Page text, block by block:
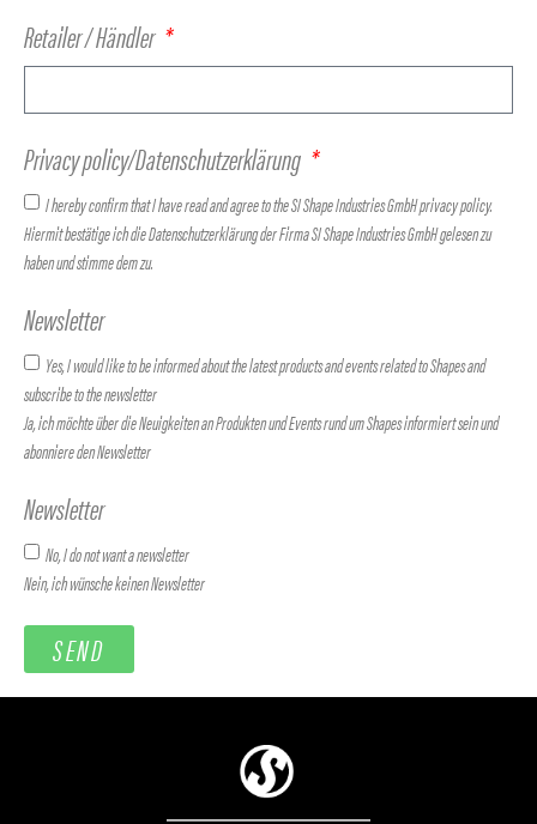
Retailer / Händler
Privacy policy/Datenschutzerklärung
I hereby confirm that I have read and agree to the SI Shape Industries GmbH privacy policy.
Hiermit bestätige ich die Datenschutzerklärung der Firma SI Shape Industries GmbH gelesen zu
haben und stimme dem zu.
Newsletter
Yes, I would like to be informed about the latest products and events related to Shapes and
subscribe to the newsletter
Ja, ich möchte über die Neuigkeiten an Produkten und Events rund um Shapes informiert sein und
abonniere den Newsletter
Newsletter
No, I do not want a newsletter
Nein, ich wünsche keinen Newsletter
SEND